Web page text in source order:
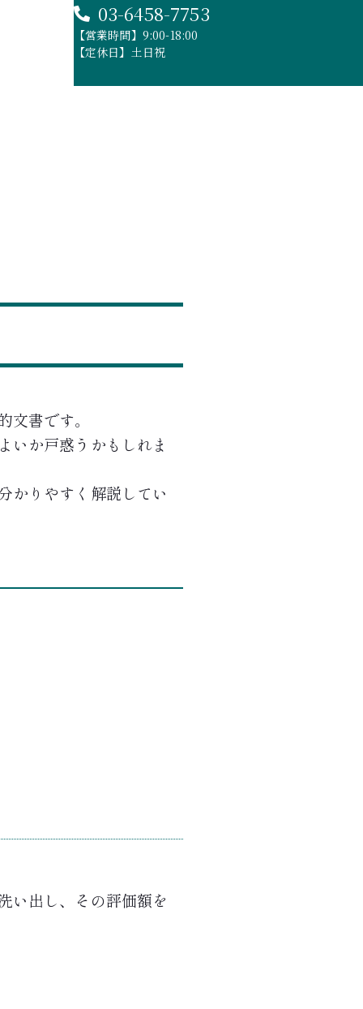
03-6458-7753
【営業時間】9:00-18:00
【定休日】土日祝
書です。
いか戸惑うかもしれま
かりやすく解説してい
い出し、その評価額を